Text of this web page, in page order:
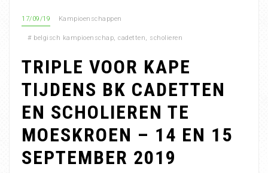
17/09/19 Kampioenschappen
# belgisch kampioenschap, cadetten, scholieren
TRIPLE VOOR KAPE
TIJDENS BK CADETTEN
EN SCHOLIEREN TE
MOESKROEN – 14 EN 15
SEPTEMBER 2019